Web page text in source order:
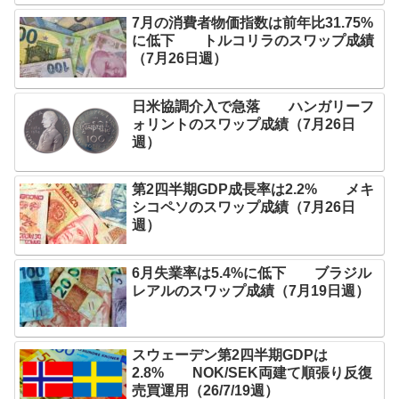
7月の消費者物価指数は前年比31.75%
に低下 トルコリラのスワップ成績
（7月26日週）
日米協調介入で急落 ハンガリーフ
ォリントのスワップ成績（7月26日
週）
第2四半期GDP成長率は2.2% メキ
シコペソのスワップ成績（7月26日
週）
6月失業率は5.4%に低下 ブラジル
レアルのスワップ成績（7月19日週）
スウェーデン第2四半期GDPは
2.8% NOK/SEK両建て順張り反復
売買運用（26/7/19週）